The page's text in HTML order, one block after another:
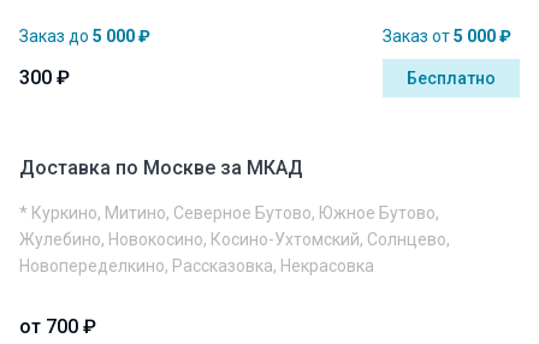
Заказ до 5 000 ₽
300 ₽
Заказ от5 000 ₽
Бесплатно
Доставка по Москве за МКАД
* Куркино, Митино, Северное Бутово, Южное Бутово,
Жулебино, Новокосино, Косино-Ухтомский, Солнцево,
Новопеределкино, Рассказовка, Некрасовка
от 700 ₽